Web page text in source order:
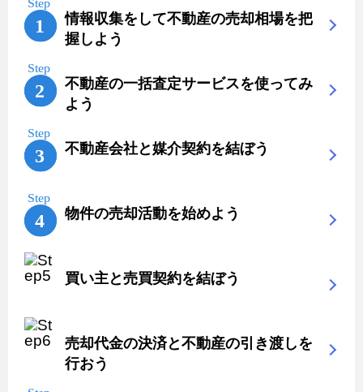
情報収集をして不動産の売却相場を把
握しよう
不動産の一括査定サービスを使ってみ
よう
不動産会社と媒介契約を結ぼう
物件の売却活動を始めよう
買い主と売買契約を結ぼう
売却代金の決済と不動産の引き渡しを
行おう